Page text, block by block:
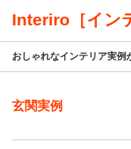
Interiro［イン
おしゃれなインテリア実例
玄関実例